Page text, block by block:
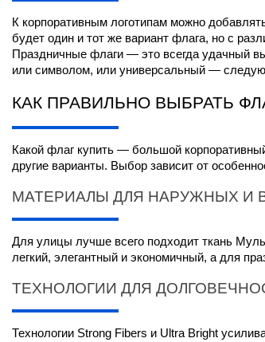
К корпоративным логотипам можно
будет один и тот же вариант флага, но с
Праздничные флаги — это всегда удачный
или символом, или универсальный —
КАК ПРАВИЛЬНО ВЫБРАТЬ
Какой флаг купить — большой
другие варианты. Выбор зависит от
МАТЕРИАЛЫ ДЛЯ НАРУЖНЫХ И
Для улицы лучше всего подходит ткань
легкий, элегантный и экономичный, а для
ТЕХНОЛОГИИ ДЛЯ
Технологии Strong Fibers и Ultra Bright